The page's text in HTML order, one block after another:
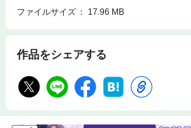
ファイルサイズ
17.96 MB
作品をシェアする